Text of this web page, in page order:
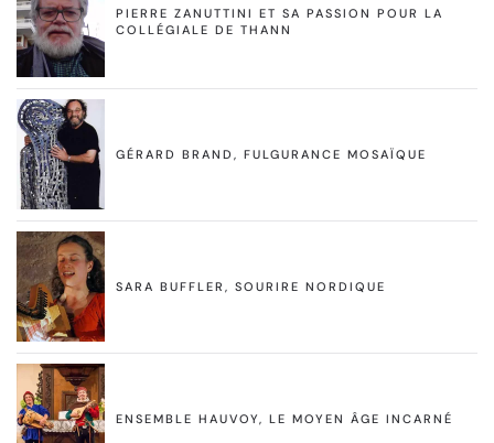
PIERRE ZANUTTINI ET SA PASSION POUR LA
COLLÉGIALE DE THANN
GÉRARD BRAND, FULGURANCE MOSAÏQUE
SARA BUFFLER, SOURIRE NORDIQUE
ENSEMBLE HAUVOY, LE MOYEN ÂGE INCARNÉ